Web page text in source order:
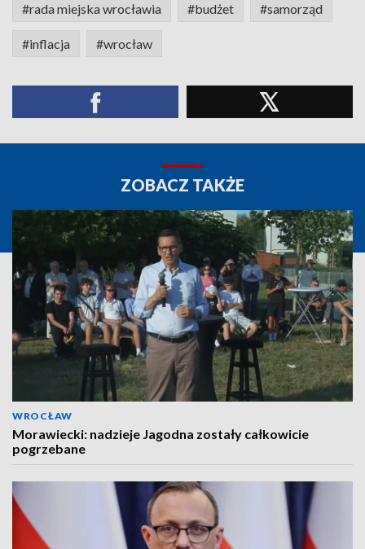
#rada miejska wrocławia #budżet #samorząd
#inflacja #wrocław
ZOBACZ TAKŻE
WROCŁAW
Morawiecki: nadzieje Jagodna zostały całkowicie
pogrzebane